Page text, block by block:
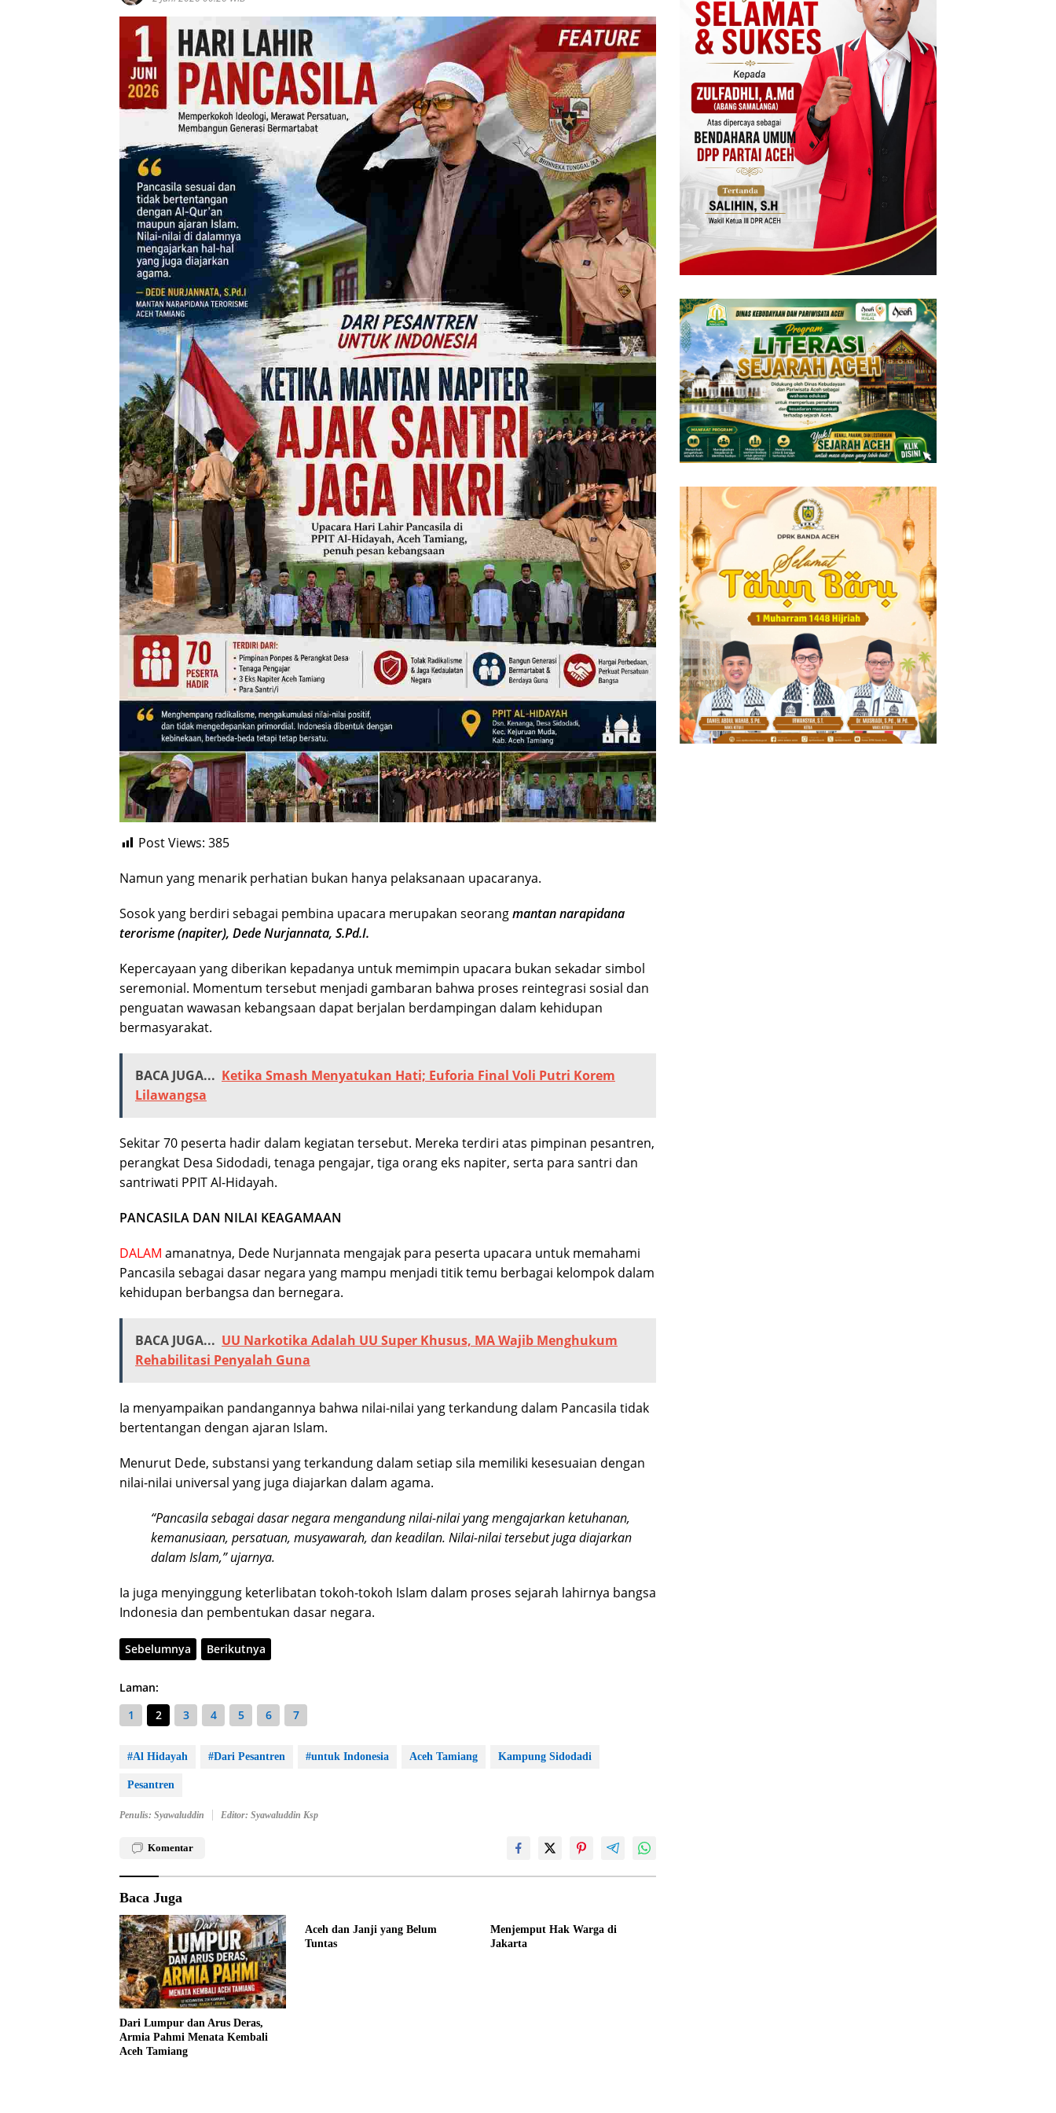
Post Views: 385
Namun yang menarik perhatian bukan hanya pelaksanaan upacaranya.
Sosok yang berdiri sebagai pembina upacara merupakan seorangmantan narapidana
terorisme (napiter), Dede Nurjannata, S.Pd.I.
Kepercayaan yang diberikan kepadanya untuk memimpin upacara bukan sekadar simbol
seremonial. Momentum tersebut menjadi gambaran bahwa proses reintegrasi sosial dan
penguatan wawasan kebangsaan dapat berjalan berdampingan dalam kehidupan
bermasyarakat.
BACA JUGA... Ketika Smash Menyatukan Hati; Euforia Final Voli Putri Korem
Lilawangsa
Sekitar 70 peserta hadir dalam kegiatan tersebut. Mereka terdiri atas pimpinan pesantren,
perangkat Desa Sidodadi, tenaga pengajar, tiga orang eks napiter, serta para santri dan
santriwati PPIT Al-Hidayah.
PANCASILA DAN NILAI KEAGAMAAN
DALAM amanatnya, Dede Nurjannata mengajak para peserta upacara untuk memahami
Pancasila sebagai dasar negara yang mampu menjadi titik temu berbagai kelompok dalam
kehidupan berbangsa dan bernegara.
BACA JUGA... UU Narkotika Adalah UU Super Khusus, MA Wajib Menghukum
Rehabilitasi Penyalah Guna
Ia menyampaikan pandangannya bahwa nilai-nilai yang terkandung dalam Pancasila tidak
bertentangan dengan ajaran Islam.
Menurut Dede, substansi yang terkandung dalam setiap sila memiliki kesesuaian dengan
nilai-nilai universal yang juga diajarkan dalam agama.
“Pancasila sebagai dasar negara mengandung nilai-nilai yang mengajarkan ketuhanan,
kemanusiaan, persatuan, musyawarah, dan keadilan. Nilai-nilai tersebut juga diajarkan
dalam Islam,” ujarnya.
Ia juga menyinggung keterlibatan tokoh-tokoh Islam dalam proses sejarah lahirnya bangsa
Indonesia dan pembentukan dasar negara.
Sebelumnya Berikutnya
Laman:
1
2 3 4 5 6 7
#Al Hidayah #Dari Pesantren #untuk Indonesia Aceh Tamiang Kampung Sidodadi
Pesantren
Penulis: Syawaluddin Editor: Syawaluddin Ksp
Komentar
Baca Juga
Dari Lumpur dan Arus Deras,
Armia Pahmi Menata Kembali
Aceh Tamiang
Aceh dan Janji yang Belum
Tuntas
Menjemput Hak Warga di
Jakarta